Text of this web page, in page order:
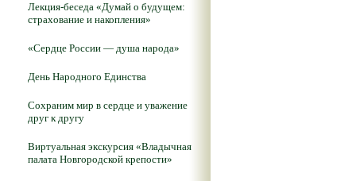
Лекция-беседа «Думай о будущем:
страхование и накопления»
«Сердце России — душа народа»
День Народного Единства
Сохраним мир в сердце и уважение
друг к другу
Виртуальная экскурсия «Владычная
палата Новгородской крепости»